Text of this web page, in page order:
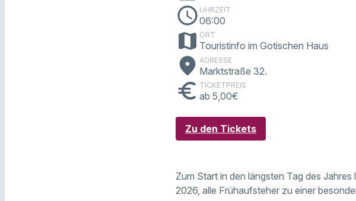
schedule UHRZEIT
06:00
map ORT
Touristinfo im Gotischen Haus
place ADRESSE
Marktstraße 32.
euro TICKETPREIS
ab 5,00€
Zu den Tickets
Zum Start in den längsten Tag des
2026, alle Frühaufsteher zu einer